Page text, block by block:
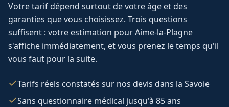
Votre tarif dépend surtout de votre âge et des
garanties que vous choisissez. Trois questions
suffisent : votre estimation pourAime-la-Plagne
s'affiche immédiatement, et vous prenez le temps qu'il
vous faut pour la suite.
Tarifs réels constatés sur nos devis dans la Savoie
Sans questionnaire médical jusqu'à 85 ans